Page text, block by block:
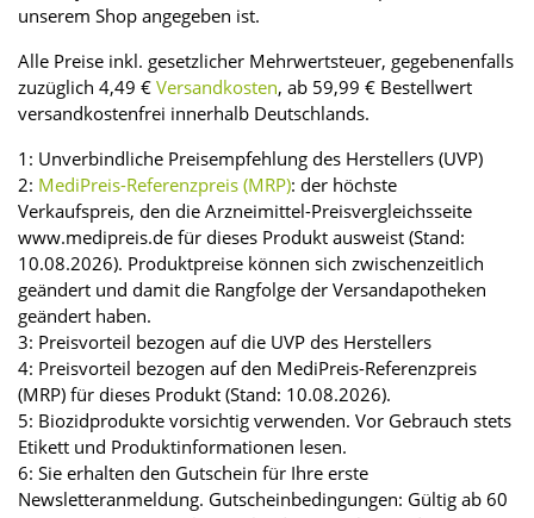
unserem Shop angegeben ist.
Alle Preise inkl. gesetzlicher Mehrwertsteuer, gegebenenfalls
zuzüglich 4,49 € Versandkosten, ab 59,99 € Bestellwert
versandkostenfrei innerhalb Deutschlands.
1: Unverbindliche Preisempfehlung des Herstellers (UVP)
2: MediPreis-Referenzpreis (MRP): der höchste
Verkaufspreis, den die Arzneimittel-Preisvergleichsseite
www.medipreis.de für dieses Produkt ausweist (Stand:
10.08.2026). Produktpreise können sich zwischenzeitlich
geändert und damit die Rangfolge der Versandapotheken
geändert haben.
3: Preisvorteil bezogen auf die UVP des Herstellers
4: Preisvorteil bezogen auf den MediPreis-Referenzpreis
(MRP) für dieses Produkt (Stand: 10.08.2026).
5: Biozidprodukte vorsichtig verwenden. Vor Gebrauch stets
Etikett und Produktinformationen lesen.
6: Sie erhalten den Gutschein für Ihre erste
Newsletteranmeldung. Gutscheinbedingungen: Gültig ab 60